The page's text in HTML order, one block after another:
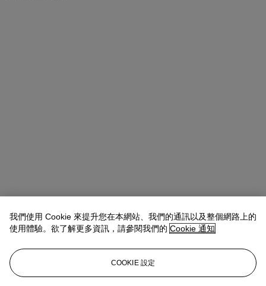
我們使用 Cookie 來提升您在本網站、我們的通訊以及整個網路上的
使用體驗。欲了解更多資訊，請參閱我們的 Cookie 通知
COOKIE 設定